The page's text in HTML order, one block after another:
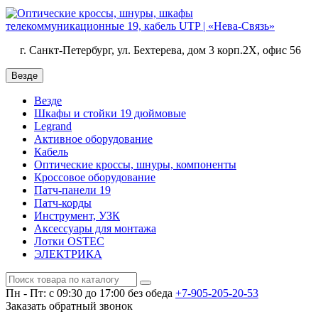
г. Санкт-Петербург, ул. Бехтерева, дом 3 корп.2X, офис 56
Везде
Везде
Шкафы и стойки 19 дюймовые
Legrand
Активное оборудование
Кабель
Оптические кроссы, шнуры, компоненты
Кроссовое оборудование
Патч-панели 19
Патч-корды
Инструмент, УЗК
Аксессуары для монтажа
Лотки OSTEC
ЭЛЕКТРИКА
Пн - Пт: с 09:30 до 17:00 без обеда +7-905-205-20-53
Заказать обратный звонок